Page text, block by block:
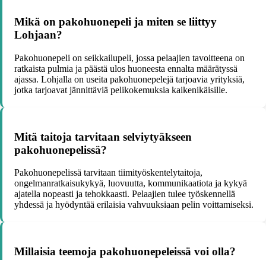
Mikä on pakohuonepeli ja miten se liittyy
Lohjaan?
Pakohuonepeli on seikkailupeli, jossa pelaajien tavoitteena on
ratkaista pulmia ja päästä ulos huoneesta ennalta määrätyssä
ajassa. Lohjalla on useita pakohuonepelejä tarjoavia yrityksiä,
jotka tarjoavat jännittäviä pelikokemuksia kaikenikäisille.
Mitä taitoja tarvitaan selviytyäkseen
pakohuonepelissä?
Pakohuonepelissä tarvitaan tiimityöskentelytaitoja,
ongelmanratkaisukykyä, luovuutta, kommunikaatiota ja kykyä
ajatella nopeasti ja tehokkaasti. Pelaajien tulee työskennellä
yhdessä ja hyödyntää erilaisia vahvuuksiaan pelin voittamiseksi.
Millaisia teemoja pakohuonepeleissä voi olla?